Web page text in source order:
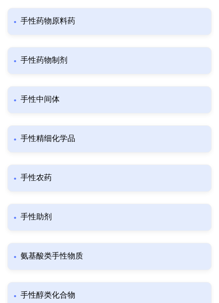
手性药物原料药
手性药物制剂
手性中间体
手性精细化学品
手性农药
手性助剂
氨基酸类手性物质
手性醇类化合物